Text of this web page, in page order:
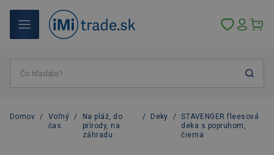
Domov /
Voľný
čas
/
Na pláž, do
prírody, na
záhradu
/ Deky /
STAVENGER fleesová
deka s popruhom,
čierna